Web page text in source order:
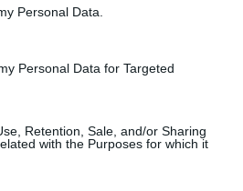
Personal Data.
Personal Data for Targeted
Retention, Sale, and/or Sharing
with the Purposes for which it
Από το Διάστημα στη...
του αιώνα
Google News